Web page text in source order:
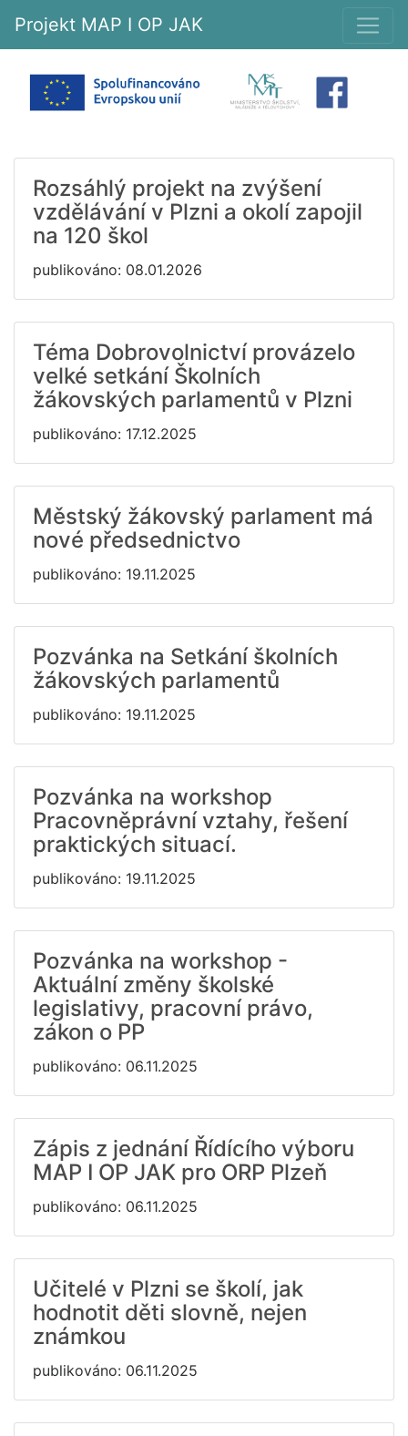
Projekt MAP I OP JAK
Rozsáhlý projekt na zvýšení
vzdělávání v Plzni a okolí zapojil
na 120 škol
publikováno: 08.01.2026
Téma Dobrovolnictví provázelo
velké setkání Školních
žákovských parlamentů v Plzni
publikováno: 17.12.2025
Městský žákovský parlament má
nové předsednictvo
publikováno: 19.11.2025
Pozvánka na Setkání školních
žákovských parlamentů
publikováno: 19.11.2025
Pozvánka na workshop
Pracovněprávní vztahy, řešení
praktických situací.
publikováno: 19.11.2025
Pozvánka na workshop -
Aktuální změny školské
legislativy, pracovní právo,
zákon o PP
publikováno: 06.11.2025
Zápis z jednání Řídícího výboru
MAP I OP JAK pro ORP Plzeň
publikováno: 06.11.2025
Učitelé v Plzni se školí, jak
hodnotit děti slovně, nejen
známkou
publikováno: 06.11.2025